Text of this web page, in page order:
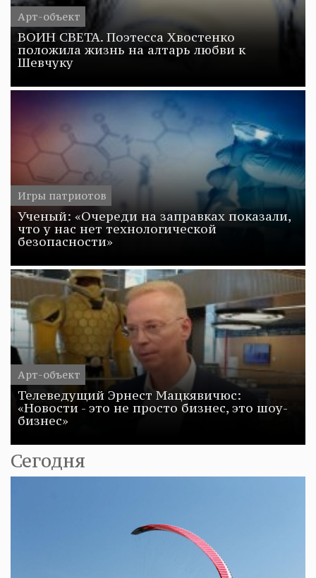
Арт-объект
ВОИН СВЕТА. Поэтесса Хвостенко
положила жизнь на алтарь любви к
Шевчуку
Игры патриотов
Ученый: «Очереди на заправках показали,
что у нас нет технологической
безопасности»
Арт-объект
Телеведущий Эрнест Мацкявичюс:
«Новости - это не просто бизнес, это шоу-
бизнес»
Сегодня